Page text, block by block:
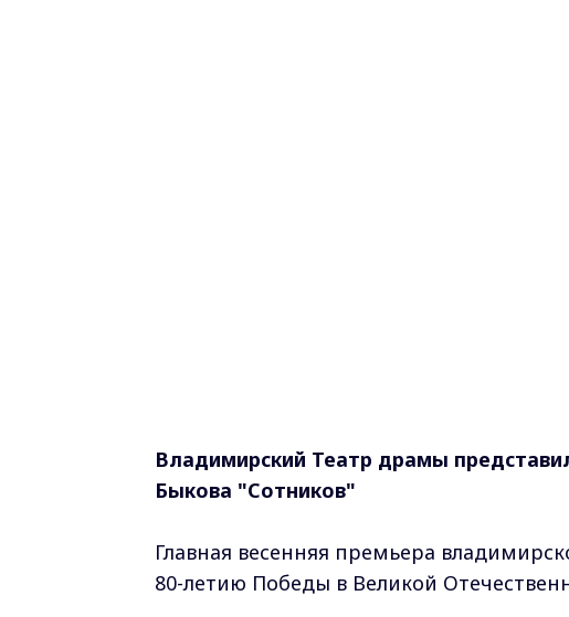
Владимирский Театр драмы
Быкова "Сотников"
Главная весенняя премьера
80-летию Победы в Великой